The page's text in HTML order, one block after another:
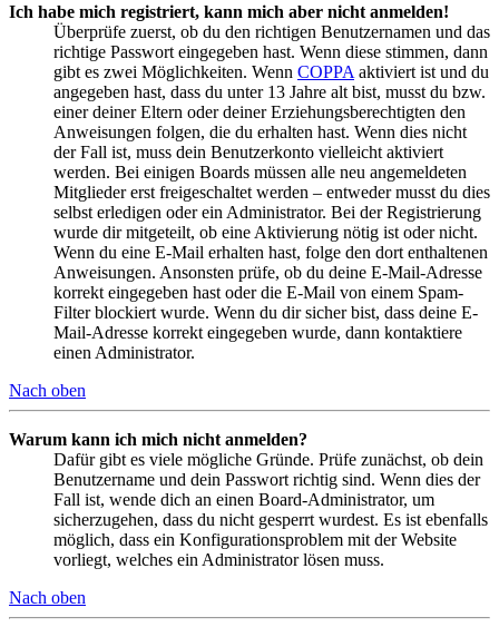
Ich habe mich registriert, kann mich aber nicht anmelden!
Überprüfe zuerst, ob du den richtigen Benutzernamen und das
richtige Passwort eingegeben hast. Wenn diese stimmen, dann
gibt es zwei Möglichkeiten. Wenn COPPA aktiviert ist und du
angegeben hast, dass du unter 13 Jahre alt bist, musst du bzw.
einer deiner Eltern oder deiner Erziehungsberechtigten den
Anweisungen folgen, die du erhalten hast. Wenn dies nicht
der Fall ist, muss dein Benutzerkonto vielleicht aktiviert
werden. Bei einigen Boards müssen alle neu angemeldeten
Mitglieder erst freigeschaltet werden – entweder musst du dies
selbst erledigen oder ein Administrator. Bei der Registrierung
wurde dir mitgeteilt, ob eine Aktivierung nötig ist oder nicht.
Wenn du eine E-Mail erhalten hast, folge den dort enthaltenen
Anweisungen. Ansonsten prüfe, ob du deine E-Mail-Adresse
korrekt eingegeben hast oder die E-Mail von einem Spam-
Filter blockiert wurde. Wenn du dir sicher bist, dass deine E-
Mail-Adresse korrekt eingegeben wurde, dann kontaktiere
einen Administrator.
Nach oben
Warum kann ich mich nicht anmelden?
Dafür gibt es viele mögliche Gründe. Prüfe zunächst, ob dein
Benutzername und dein Passwort richtig sind. Wenn dies der
Fall ist, wende dich an einen Board-Administrator, um
sicherzugehen, dass du nicht gesperrt wurdest. Es ist ebenfalls
möglich, dass ein Konfigurationsproblem mit der Website
vorliegt, welches ein Administrator lösen muss.
Nach oben